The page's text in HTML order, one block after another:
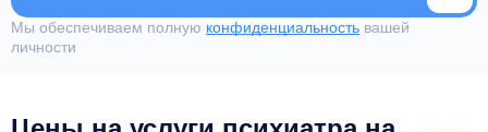
Мы обеспечиваем полную конфиденциальность вашей
личности